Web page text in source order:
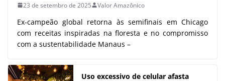
23 de setembro de 2025 Valor Amazônico
Ex-campeão global retorna às semifinais em Chicago
com receitas inspiradas na floresta e no compromisso
com a sustentabilidade Manaus –
Uso excessivo de celular afasta